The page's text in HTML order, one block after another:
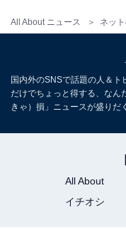
All About ニュース ネッ
国内外のSNSで話題の人＆
だけでちょっと得する、なん
きゃ）損」ニュースが盛りだ
All About
イチオシ